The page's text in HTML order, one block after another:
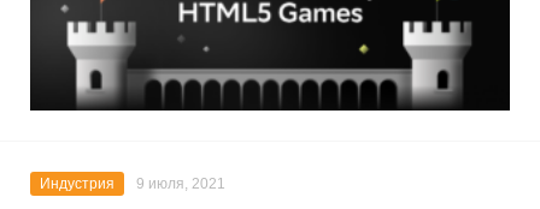
Индустрия 9 июля, 2021